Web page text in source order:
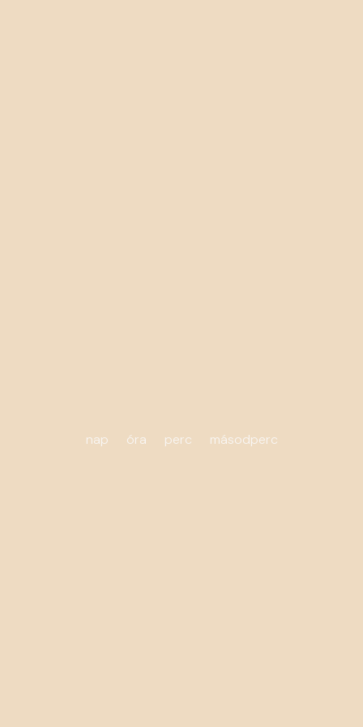
nap óra perc másodperc